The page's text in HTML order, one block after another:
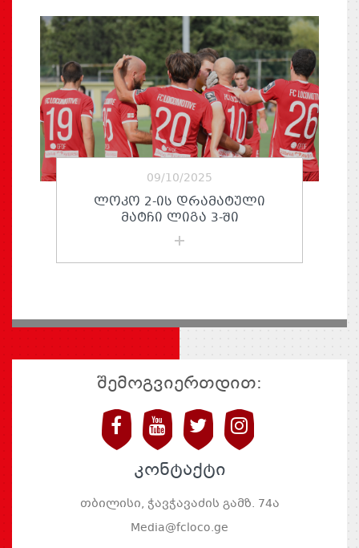
09/10/2025
ᲚᲝᲙᲝ 2-ᲘᲡ ᲓᲠᲐᲛᲐᲢᲣᲚᲘ
ᲛᲐᲢᲩᲘ ᲚᲘᲒᲐ 3-ᲨᲘ
შემოგვიერთდით:
კონტაქტი
თბილისი, ჭავჭავაძის გამზ. 74ა
Media@fcloco.ge